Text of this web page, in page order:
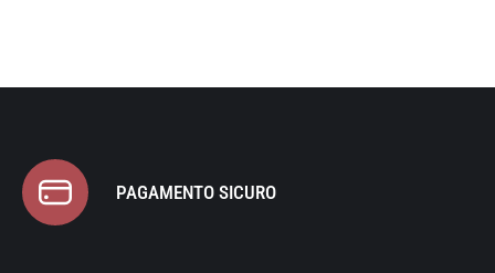
PAGAMENTO SICURO